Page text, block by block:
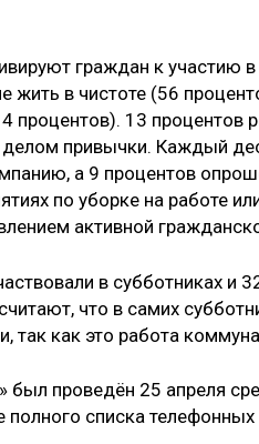
граждан к участию в
жить в чистоте (56
процентов). 13 процентов
делом привычки. Каждый
а 9 процентов
по уборке на работе
активной
в субботниках и
что в самих
так как это работа
проведён 25 апреля
списка